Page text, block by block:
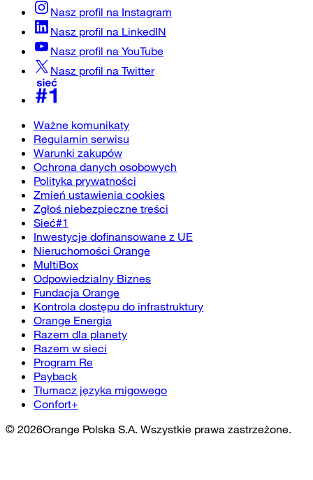
Nasz profil na Instagram
Nasz profil na LinkedIN
Nasz profil na YouTube
Nasz profil na Twitter
Ważne komunikaty
Regulamin serwisu
Warunki zakupów
Ochrona danych osobowych
Polityka prywatności
Zmień ustawienia cookies
Zgłoś niebezpieczne treści
Sieć#1
Inwestycje dofinansowane z UE
Nieruchomości Orange
MultiBox
Odpowiedzialny Biznes
Fundacja Orange
Kontrola dostępu do infrastruktury
Orange Energia
Razem dla planety
Razem w sieci
Program Re
Payback
Tłumacz języka migowego
Confort+
© 2026Orange Polska S.A. Wszystkie prawa zastrzeżone.